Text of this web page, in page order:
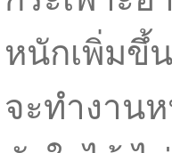
หนักเพิ่มขึ้
จะทำงาน